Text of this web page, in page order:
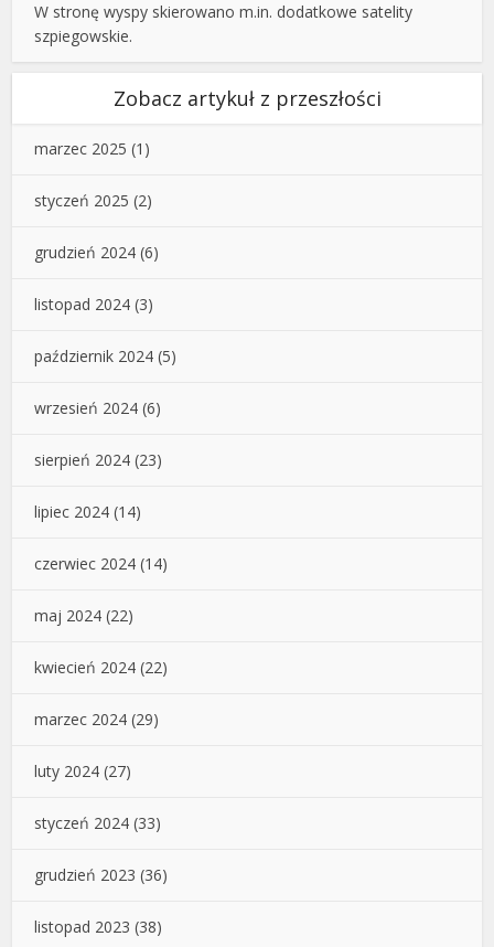
W stronę wyspy skierowano m.in. dodatkowe satelity
szpiegowskie.
Zobacz artykuł z przeszłości
marzec 2025 (1)
styczeń 2025 (2)
grudzień 2024 (6)
listopad 2024 (3)
październik 2024 (5)
wrzesień 2024 (6)
sierpień 2024 (23)
lipiec 2024 (14)
czerwiec 2024 (14)
maj 2024 (22)
kwiecień 2024 (22)
marzec 2024 (29)
luty 2024 (27)
styczeń 2024 (33)
grudzień 2023 (36)
listopad 2023 (38)